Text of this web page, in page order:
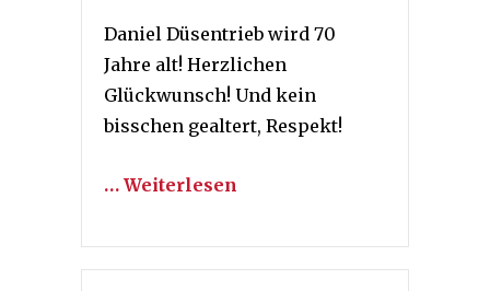
Daniel Düsentrieb wird 70
Jahre alt! Herzlichen
Glückwunsch! Und kein
bisschen gealtert, Respekt!
… Weiterlesen